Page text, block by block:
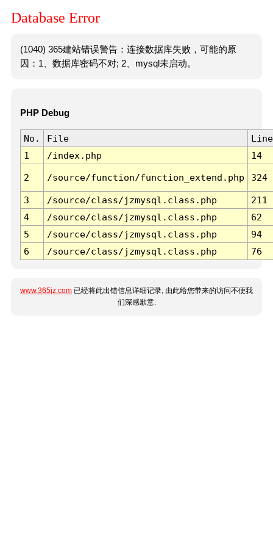
Database Error
(1040) 365建站错误警告：连接数据库失败，可能的原
因：1、数据库密码不对; 2、mysql未启动。
PHP Debug
No. File
Line
1
/index.php 14
2 /source/function/function_extend.php 324
3 /source/class/jzmysql.class.php
211
4
/source/class/jzmysql.class.php
62
5
/source/class/jzmysql.class.php
94
6
/source/class/jzmysql.class.php 76
www.365jz.com 已经将此出错信息详细记录, 由此给您带来的访问不便我
们深感歉意.